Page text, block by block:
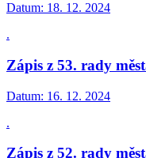
Datum: 18. 12. 2024
.
Zápis z 53. rady
Datum: 16. 12. 2024
.
Zápis z 52. rady